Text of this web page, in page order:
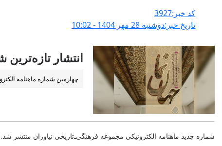
کد خبر:3927
تاریخ خبر:دوشنبه 28 مهر 1404 - 10:02
انتشار
چهارمین شماره ماهنامه
شماره جدید ماهنامه الکترونیکی مجموعه فرهنگی‌ـ‌تاریخی نیاوران منتشر شد.